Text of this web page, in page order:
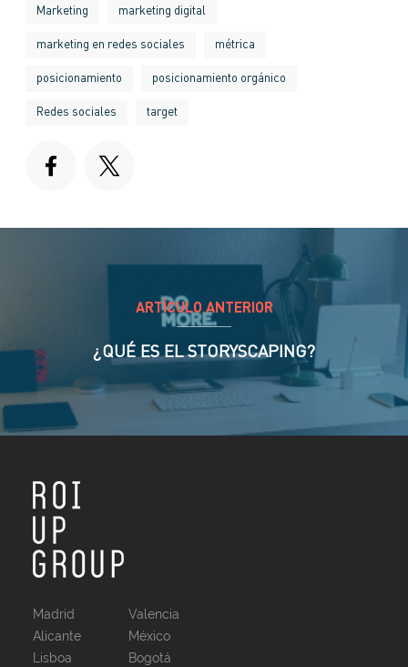
Marketing marketing digital
marketing en redes sociales métrica
posicionamiento posicionamiento orgánico
Redes sociales target
ARTÍCULO ANTERIOR
¿QUÉ ES EL STORYSCAPING?
Madrid
Valencia
Alicante
México
Lisboa
Bogotá